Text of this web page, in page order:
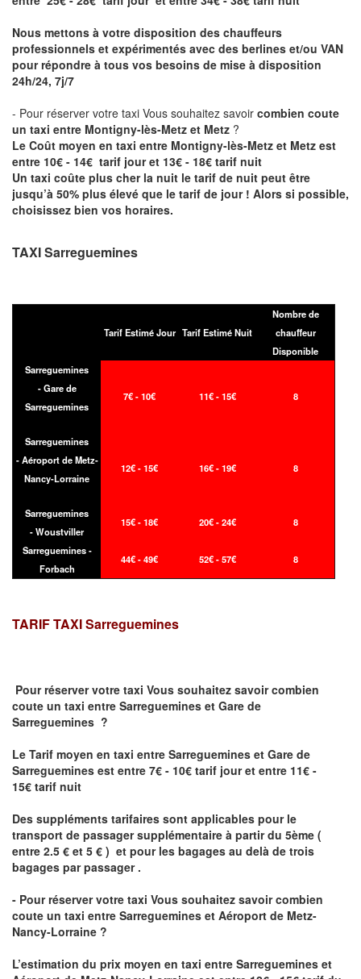
Nous mettons à votre disposition des chauffeurs
professionnels et expérimentés avec des berlines et/ou VAN
pour répondre à tous vos besoins de mise à disposition
24h/24, 7j/7
- Pour réserver votre taxi Vous souhaitez savoir combien coute
un taxi entre Montigny-lès-Metz et Metz ?
Le Coût moyen en taxi entre Montigny-lès-Metz et Metz est
entre 10€ - 14€ tarif jour et 13€ - 18€ tarif nuit
Un taxi coûte plus cher la nuit le tarif de nuit peut être
jusqu’à 50% plus élevé que le tarif de jour ! Alors si possible,
choisissez bien vos horaires.
TAXI Sarreguemines
Tarif Estimé Jour Tarif Estimé Nuit
Nombre de
chauffeur
Disponible
Sarreguemines
- Gare de
Sarreguemines
7€ - 10€ 11€ - 15€ 8
Sarreguemines
- Aéroport de Metz-
Nancy-Lorraine
12€ - 15€ 16€ - 19€ 8
Sarreguemines
- Woustviller
15€ - 18€ 20€ - 24€ 8
Sarreguemines -
Forbach
44€ - 49€ 52€ - 57€ 8
TARIF TAXISarreguemines
Pour réserver votre taxi Vous souhaitez savoircombien
coute un taxi entre Sarreguemines et Gare de
Sarreguemines ?
Le Tarif moyen en taxi entre Sarreguemines et Gare de
Sarreguemines est entre 7€ - 10€ tarif jour et entre 11€ -
15€ tarif nuit
Des suppléments tarifaires sont applicables pour le
transport de passager supplémentaire à partir du 5ème (
entre 2.5 € et 5 € ) et pour les bagages au delà de trois
bagages par passager .
- Pour réserver votre taxi Vous souhaitez savoircombien
coute un taxi entre Sarreguemines et Aéroport de Metz-
Nancy-Lorraine ?
L’estimation du prix moyen en taxi entre Sarreguemines et